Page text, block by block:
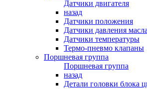
Датчики двигателя
назад
Датчики положения
Датчики давления масла
Датчики температуры
Термо-пневмо клапаны
Поршневая группа
Поршневая группа
назад
Детали головки блока